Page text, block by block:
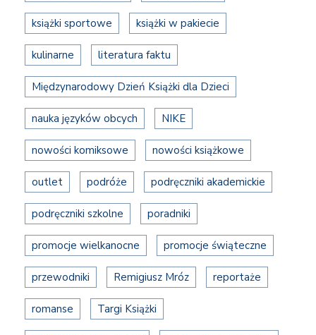
książki sportowe książki w pakiecie
kulinarne literatura faktu
Międzynarodowy Dzień Książki dla Dzieci
nauka języków obcych NIKE
nowości komiksowe nowości książkowe
outlet podróże podręczniki akademickie
podręczniki szkolne poradniki
promocje wielkanocne promocje świąteczne
przewodniki Remigiusz Mróz reportaże
romanse Targi Książki